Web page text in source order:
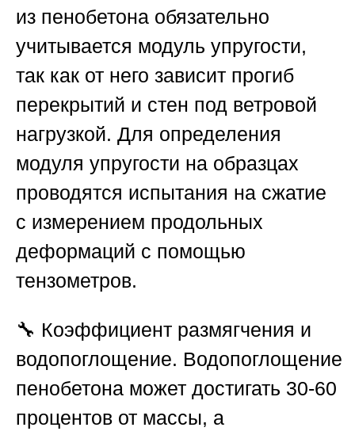
из пенобетона обязательно
учитывается модуль упругости,
так как от него зависит прогиб
перекрытий и стен под ветровой
нагрузкой. Для определения
модуля упругости на образцах
проводятся испытания на сжатие
с измерением продольных
деформаций с помощью
тензометров.
🔧 Коэффициент размягчения и
водопоглощение. Водопоглощение
пенобетона может достигать 30-60
процентов от массы, а